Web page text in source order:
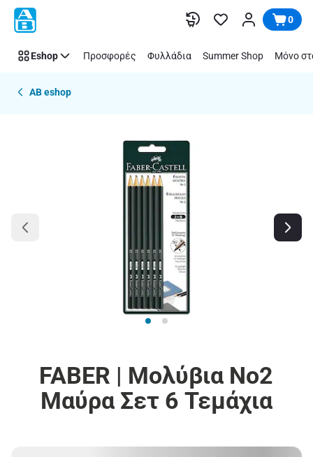
Παράλειψη 0
Eshop Προσφορές Φυλλάδια Summer Shop Μόνο
AB eshop
FABER | Μολύβια Νο2
Μαύρα Σετ 6 Τεμάχια